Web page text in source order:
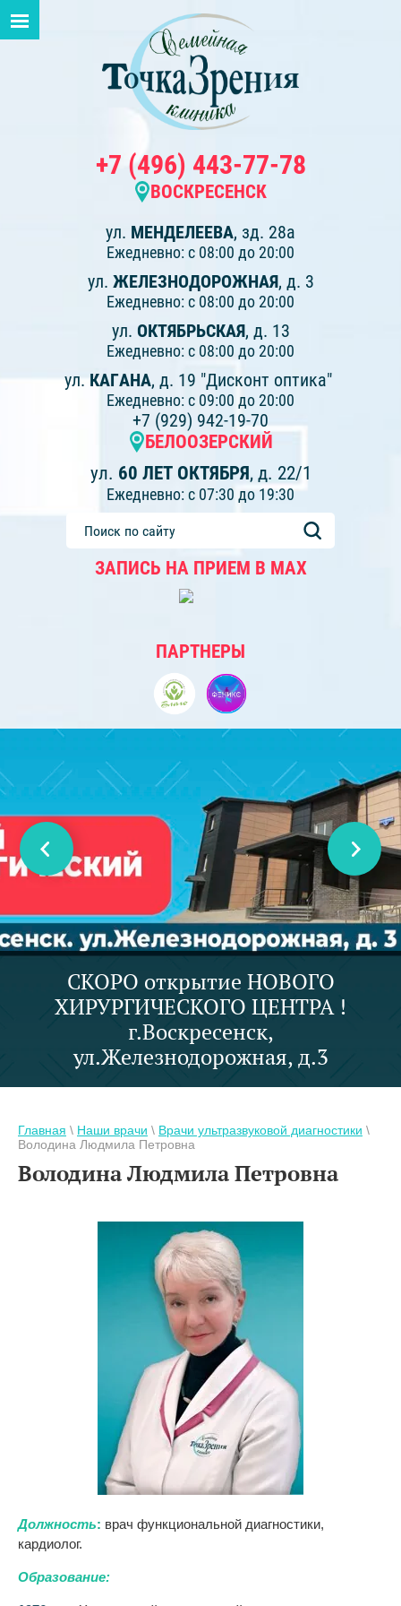
+7 (496) 443-77-78
ВОСКРЕСЕНСК
ул. МЕНДЕЛЕЕВА, зд. 28а
Ежедневно: с 08:00 до 20:00
ул. ЖЕЛЕЗНОДОРОЖНАЯ, д. 3
Ежедневно: с 08:00 до 20:00
ул. ОКТЯБРЬСКАЯ, д. 13
Ежедневно: с 08:00 до 20:00
ул.КАГАНА, д. 19 "Дисконт оптика"
Ежедневно: с 09:00 до 20:00
+7 (929) 942-19-70
БЕЛООЗЕРСКИЙ
ул. 60 ЛЕТ ОКТЯБРЯ, д. 22/1
Ежедневно: с 07:30 до 19:30
ЗАПИСЬ НА ПРИЕМ В МАХ
ПАРТНЕРЫ
СКОРО открытие НОВОГО
ХИРУРГИЧЕСКОГО ЦЕНТРА !
г.Воскресенск,
ул.Железнодорожная, д.3
Главная \ Наши врачи \ Врачи ультразвуковой диагностики \
Володина Людмила Петровна
Володина Людмила Петровна
Должность: врач функциональной диагностики,
кардиолог.
Образование: